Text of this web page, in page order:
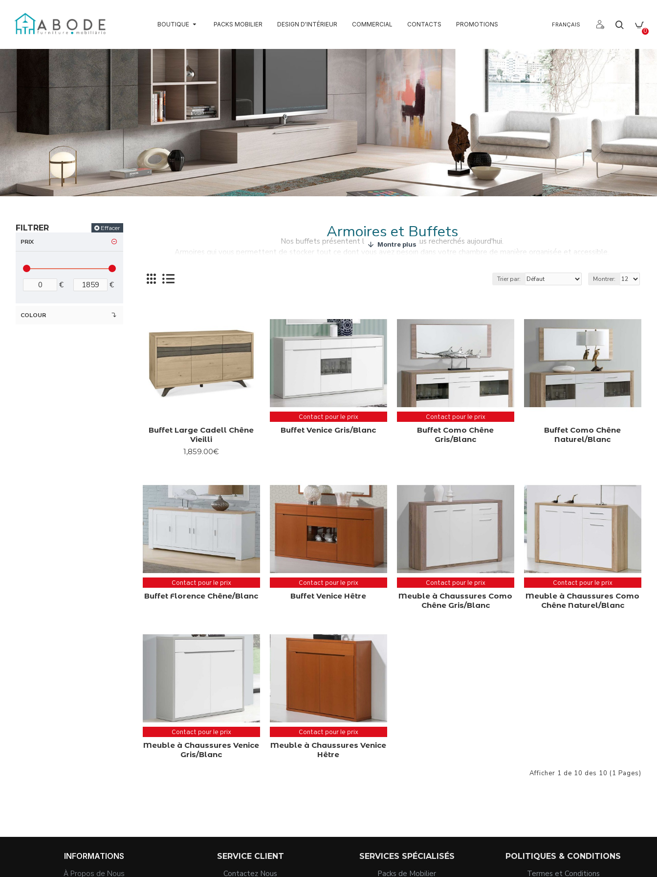
BOUTIQUE PACKS MOBILIER DESIGN D'INTÉRIEUR COMMERCIAL CONTACTS PROMOTIONS FRANÇAIS
0
FILTRER Effacer
PRIX
€ €
COLOUR
Armoires et Buffets
Nos buffets présentent les designs les plus recherchés aujourd'hui.
Armoires qui vous permettent de stocker tout ce dont vous avez besoin dans votre chambre de manière organisée et accessible.
Trier par: Montrer:
Buffet Large Cadell Chêne
Vieilli
1,859.00€
Contact pour le prix
Buffet Venice Gris/Blanc
Contact pour le prix
Buffet Como Chêne
Gris/Blanc
Buffet Como Chêne
Naturel/Blanc
Contact pour le prix
Buffet Florence Chêne/Blanc
Contact pour le prix
Buffet Venice Hêtre
Contact pour le prix
Meuble à Chaussures Como
Chêne Gris/Blanc
Contact pour le prix
Meuble à Chaussures Como
Chêne Naturel/Blanc
Contact pour le prix
Meuble à Chaussures Venice
Gris/Blanc
Contact pour le prix
Meuble à Chaussures Venice
Hêtre
Afficher 1 de 10 des 10 (1 Pages)
INFORMATIONS
À Propos de Nous
SERVICE CLIENT
Contactez Nous
SERVICES SPÉCIALISÉS
Packs de Mobilier
POLITIQUES & CONDITIONS
Termes et Conditions